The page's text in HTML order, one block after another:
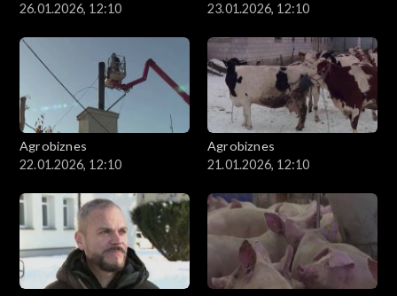
26.01.2026, 12:10
23.01.2026, 12:10
Agrobiznes
22.01.2026, 12:10
Agrobiznes
21.01.2026, 12:10